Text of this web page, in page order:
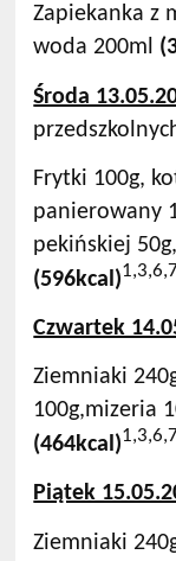
Zapiekanka z
woda 200ml
Środa
Frytki 100g,
panierowany
pekińskiej
(596kcal)
Czwartek
Ziemniaki
100g,mizeria
(464kcal)
Piątek
Ziemniaki